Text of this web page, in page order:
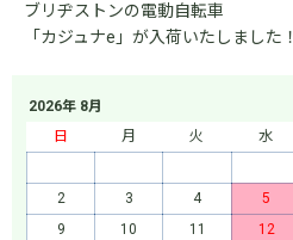
ブリヂストンの電動自転車
「カジュナe」が入荷いたしました！
2026年 8月
日
月 火 水
2
3 4 5
9
10 11 12